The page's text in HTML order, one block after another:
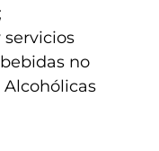
servicios
no
Alcohólicas